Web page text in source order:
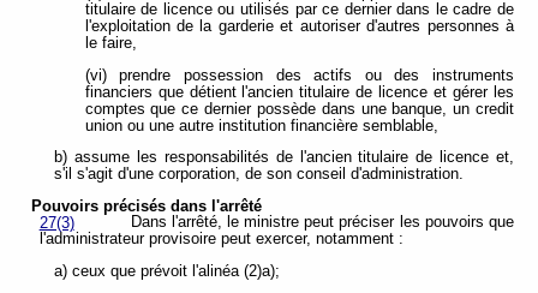
titulaire de licence ou utilisés par ce dernier dans le cadre de
l'exploitation de la garderie et autoriser d'autres personnes à
le faire,
(vi) prendre possession des actifs ou des instruments
financiers que détient l'ancien titulaire de licence et gérer les
comptes que ce dernier possède dans une banque, un credit
union ou une autre institution financière semblable,
b) assume les responsabilités de l'ancien titulaire de licence et,
s'il s'agit d'une corporation, de son conseil d'administration.
Pouvoirs précisés dans l'arrêté
27(3)
Dans l'arrêté, le ministre peut préciser les pouvoirs que
l'administrateur provisoire peut exercer, notamment :
a) ceux que prévoit l'alinéa (2)a);